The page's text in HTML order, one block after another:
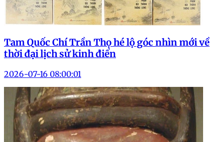
Tam Quốc Chí Trần Thọ hé lộ góc nhìn mới về
thời đại lịch sử kinh điển
2026-07-16 08:00:01